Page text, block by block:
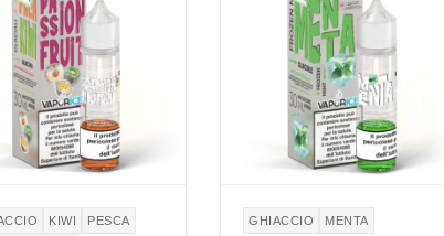
KIWI
PESCA
GHIACCIO MENTA